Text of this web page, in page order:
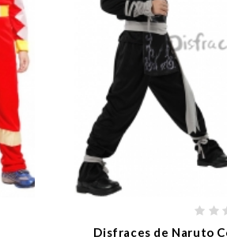
Disfraces de Naruto